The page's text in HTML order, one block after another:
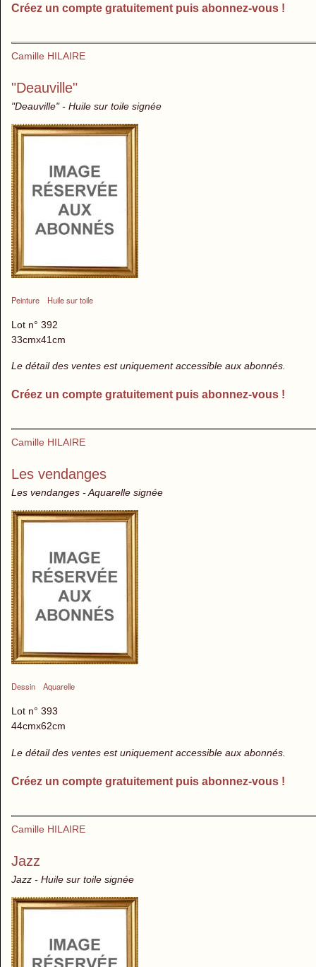
Créez un compte gratuitement puis abonnez-vous !
Camille HILAIRE
"Deauville"
"Deauville" - Huile sur toile signée
Peinture Huile sur toile
Lot n° 392
33cmx41cm
Le détail des ventes est uniquement accessible aux abonnés.
Créez un compte gratuitement puis abonnez-vous !
Camille HILAIRE
Les vendanges
Les vendanges - Aquarelle signée
Dessin Aquarelle
Lot n° 393
44cmx62cm
Le détail des ventes est uniquement accessible aux abonnés.
Créez un compte gratuitement puis abonnez-vous !
Camille HILAIRE
Jazz
Jazz - Huile sur toile signée